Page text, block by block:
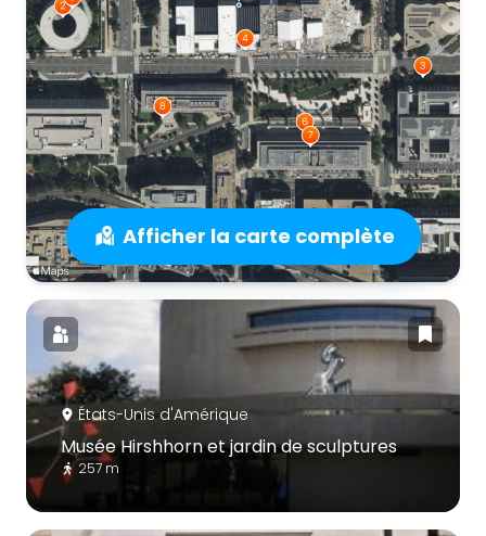
Afficher la carte complète
États-Unis d'Amérique
Musée Hirshhorn et jardin de sculptures
257 m